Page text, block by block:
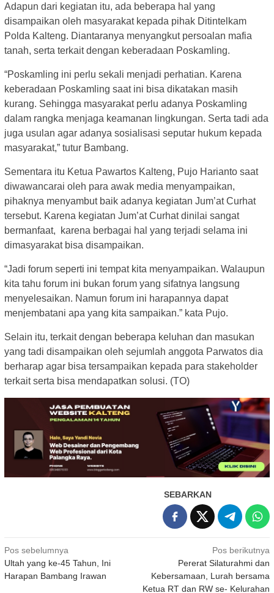
Adapun dari kegiatan itu, ada beberapa hal yang
disampaikan oleh masyarakat kepada pihak Ditintelkam
Polda Kalteng. Diantaranya menyangkut persoalan mafia
tanah, serta terkait dengan keberadaan Poskamling.
“Poskamling ini perlu sekali menjadi perhatian. Karena
keberadaan Poskamling saat ini bisa dikatakan masih
kurang. Sehingga masyarakat perlu adanya Poskamling
dalam rangka menjaga keamanan lingkungan. Serta tadi ada
juga usulan agar adanya sosialisasi seputar hukum kepada
masyarakat,” tutur Bambang.
Sementara itu Ketua Pawartos Kalteng, Pujo Harianto saat
diwawancarai oleh para awak media menyampaikan,
pihaknya menyambut baik adanya kegiatan Jum’at Curhat
tersebut. Karena kegiatan Jum’at Curhat dinilai sangat
bermanfaat, karena berbagai hal yang terjadi selama ini
dimasyarakat bisa disampaikan.
“Jadi forum seperti ini tempat kita menyampaikan. Walaupun
kita tahu forum ini bukan forum yang sifatnya langsung
menyelesaikan. Namun forum ini harapannya dapat
menjembatani apa yang kita sampaikan.” kata Pujo.
Selain itu, terkait dengan beberapa keluhan dan masukan
yang tadi disampaikan oleh sejumlah anggota Parwatos dia
berharap agar bisa tersampaikan kepada para stakeholder
terkait serta bisa mendapatkan solusi. (TO)
SEBARKAN
Navigasi
pos
Pos sebelumnya
Ultah yang ke-45 Tahun, Ini
Harapan Bambang Irawan
Pos berikutnya
Pererat Silaturahmi dan
Kebersamaan, Lurah bersama
Ketua RT dan RW se- Kelurahan